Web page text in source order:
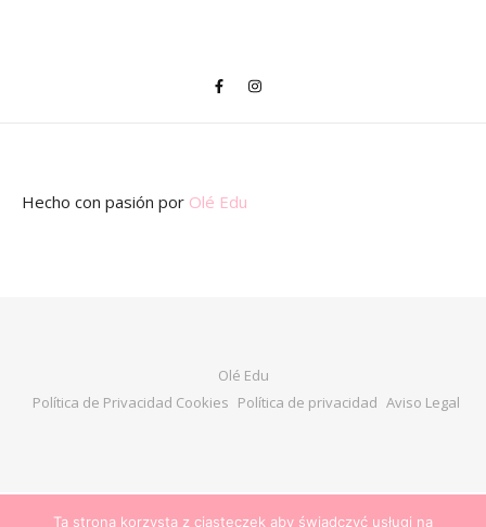
Hecho con pasión por Olé Edu
Olé Edu
Política de Privacidad Cookies Política de privacidad Aviso Legal
Ta strona korzysta z ciasteczek aby świadczyć usługi na